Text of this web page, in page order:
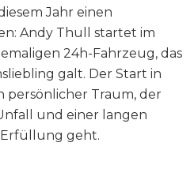
Jahr einen
Andy Thull startet im
24h-Fahrzeug, das
galt. Der Start in
persönlicher Traum, der
und einer langen
Erfüllung geht.